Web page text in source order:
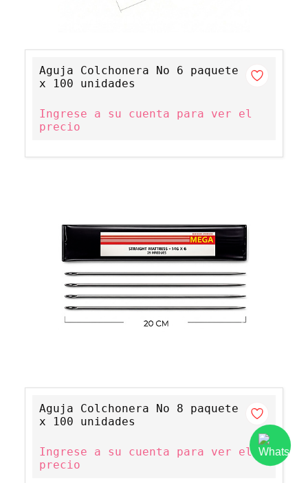
Aguja Colchonera No 6 paquete
x 100 unidades
Ingrese a su cuenta para ver el
precio
Aguja Colchonera No 8 paquete
x 100 unidades
Ingrese a su cuenta para ver el
precio